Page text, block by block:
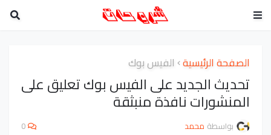
الصفحة الرئيسية الفيس بوك
تحديث الجديد على الفيس بوك تعليق على
المنشورات نافذة منبثقة
بواسطة محمد 0